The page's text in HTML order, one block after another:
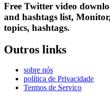
Free Twitter video
and hashtags list,
topics, hashtags.
Outros links
sobre nós
política de Privacidade
Termos de Serviço